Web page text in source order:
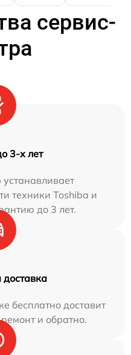
сервис-
3-х лет
техники Toshiba и
до 3 лет.
доставка
бесплатно доставит
и обратно.